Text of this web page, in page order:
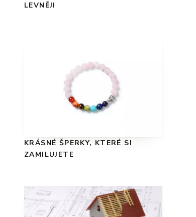
LEVNĚJI
KRÁSNÉ ŠPERKY, KTERÉ SI
ZAMILUJETE